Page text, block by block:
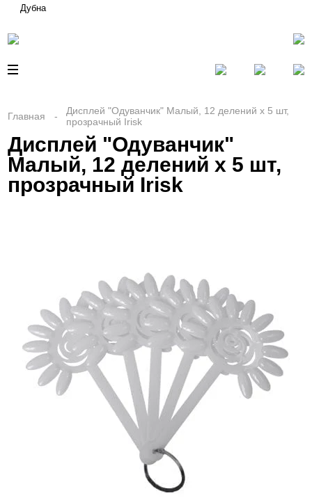
Дубна
Главная
Дисплей "Одуванчик" Малый, 12 делений х 5 шт,
прозрачный Irisk
Дисплей "Одуванчик"
Малый, 12 делений х 5 шт,
прозрачный Irisk